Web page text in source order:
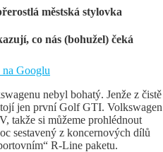
městská stylovka
co nás (bohužel) čeká
na Googlu
nebyl bohatý. Jenže z čistě
jen první Golf GTI. Volkswagen
takže si můžeme prohlédnout
sestavený z koncernových dílů
R-Line paketu.